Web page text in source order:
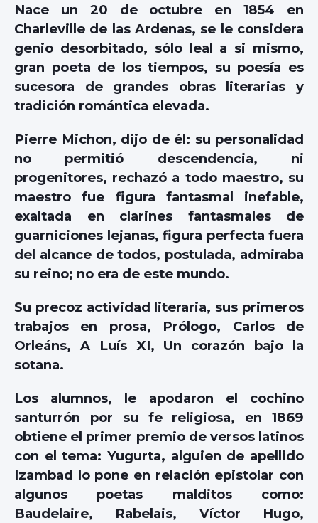
Nace un 20 de octubre en 1854 en
Charleville de las Ardenas, se le considera
genio desorbitado, sólo leal a si mismo,
gran poeta de los tiempos, su poesía es
sucesora de grandes obras literarias y
tradición romántica elevada.
Pierre Michon, dijo de él: su personalidad
no permitió descendencia, ni
progenitores, rechazó a todo maestro, su
maestro fue figura fantasmal inefable,
exaltada en clarines fantasmales de
guarniciones lejanas, figura perfecta fuera
del alcance de todos, postulada, admiraba
su reino; no era de este mundo.
Su precoz actividad literaria, sus primeros
trabajos en prosa, Prólogo, Carlos de
Orleáns, A Luís XI, Un corazón bajo la
sotana.
Los alumnos, le apodaron el cochino
santurrón por su fe religiosa, en 1869
obtiene el primer premio de versos latinos
con el tema: Yugurta, alguien de apellido
Izambad lo pone en relación epistolar con
algunos poetas malditos como:
Baudelaire, Rabelais, Víctor Hugo,